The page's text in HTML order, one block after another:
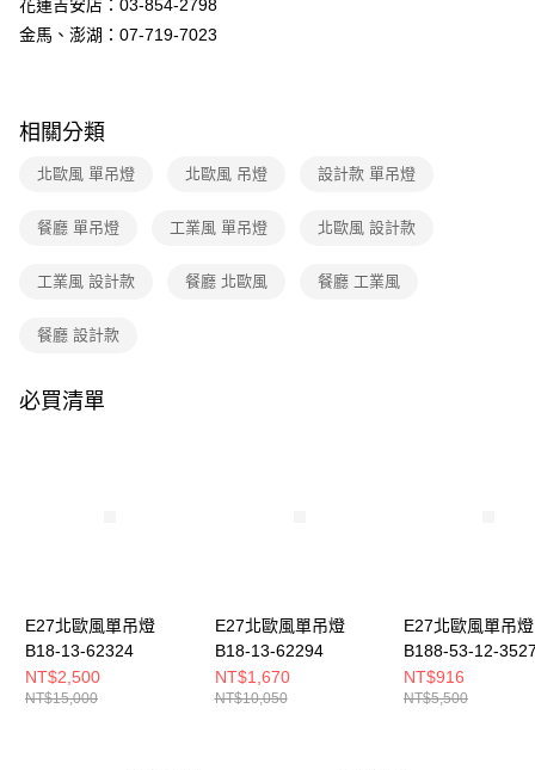
結帳頁面，進行簡訊認證並確認金額後，即可完成結帳。
２．訂單成立數日內，您將收到繳費通知簡訊。
後付繳納相關費用。
是否繳費成功／繳費後需取消欲退款等相關疑問，請聯繫「AFTEE先享後付
易，需依本服務之必要範圍內提供個人資料，並將交易相關給付款項請求債
２．關於個人資料處理事宜，請瀏覽以下網址：
「AFTEE先享後付」，若未經同意申辦者引起之損失，本公司不負相關責
任。
花蓮吉安店：03-854-2798
金馬、澎湖：07-719-7023
相關分類
北歐風 單吊燈 北歐風 吊燈 設計款 單吊燈
餐廳 單吊燈 工業風 單吊燈 北歐風 設計款
工業風 設計款 餐廳 北歐風 餐廳 工業風
餐廳 設計款
必買清單
E27北歐風單吊燈
B18-13-62324
NT$2,500
NT$15,000
E27北歐風單吊燈
B18-13-62294
NT$1,670
NT$10,050
E27北歐風單吊燈
B188-53-12-
NT$916
NT$5,500